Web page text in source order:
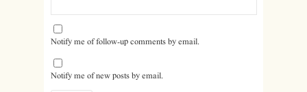
Notify me of follow-up comments by email.
Notify me of new posts by email.